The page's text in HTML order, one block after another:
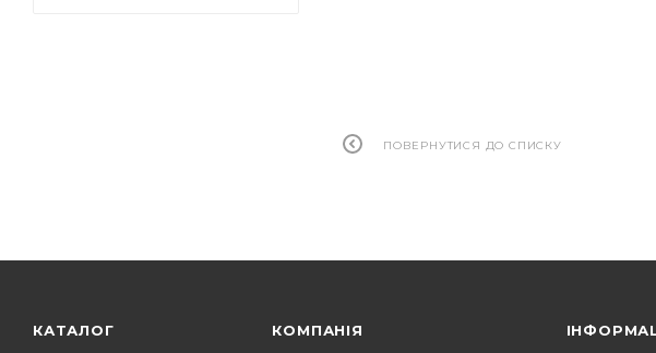
ПОВЕРНУТИСЯ ДО СПИСКУ
КАТАЛОГ КОМПАНІЯ